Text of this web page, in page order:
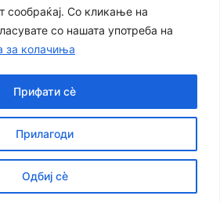
сообраќај. Со кликање на
со нашата употреба на
за колачиња
Прилагоди
Одбиј сè
Прифати сè
медиуми
Политика за приватност
Политика за колачиња